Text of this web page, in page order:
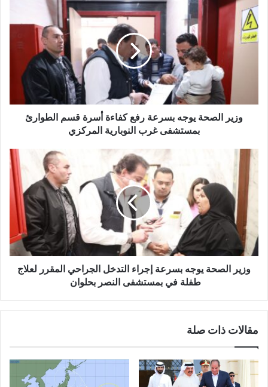
ك
ا
ل
وزير الصحة يوجه بسرعة رفع كفاءة أسرة قسم الطوارئ
بمستشفى غرب النوبارية المركزي
وزير الصحة يوجه بسرعة إجراء التدخل الجراحي المقرر لعلاج
طفلة في بمستشفى النصر بحلوان
مقالات ذات صلة